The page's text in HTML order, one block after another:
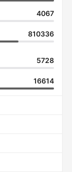
4067
810336
5728
16614